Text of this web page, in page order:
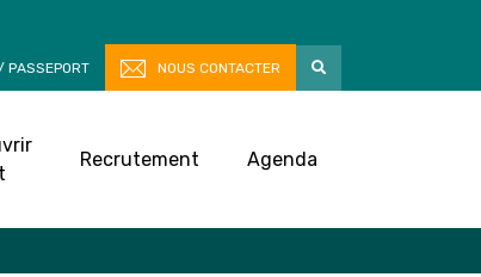
PASSEPORT NOUS CONTACTER
Recrutement Agenda